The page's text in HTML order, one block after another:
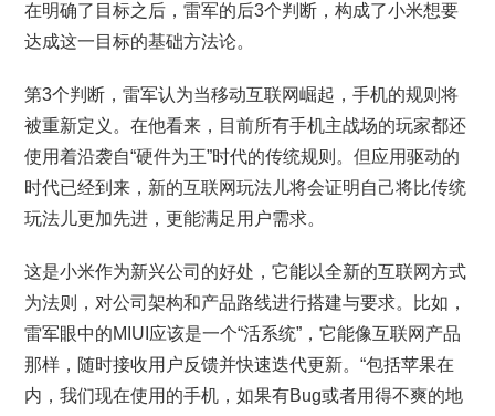
在明确了目标之后，雷军的后3个判断，构成了小米想要
达成这一目标的基础方法论。
第3个判断，雷军认为当移动互联网崛起，手机的规则将
被重新定义。在他看来，目前所有手机主战场的玩家都还
使用着沿袭自“硬件为王”时代的传统规则。但应用驱动的
时代已经到来，新的互联网玩法儿将会证明自己将比传统
玩法儿更加先进，更能满足用户需求。
这是小米作为新兴公司的好处，它能以全新的互联网方式
为法则，对公司架构和产品路线进行搭建与要求。比如，
雷军眼中的MIUI应该是一个“活系统”，它能像互联网产品
那样，随时接收用户反馈并快速迭代更新。“包括苹果在
内，我们现在使用的手机，如果有Bug或者用得不爽的地